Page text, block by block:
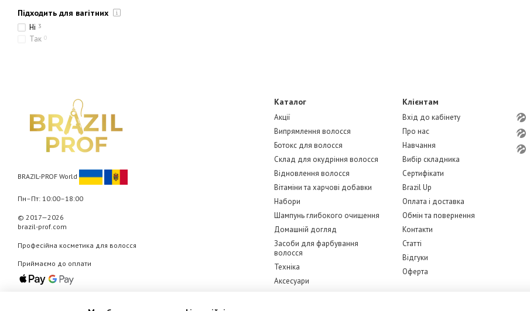
Підходить для вагітних
Ні 3
Так 0
BRAZIL-PROF World
Пн–Пт: 10:00–18:00
© 2017—2026
brazil-prof.com
Професійна косметика для волосся
Приймаємо до оплати
Каталог
Акції
Випрямлення волосся
Ботокс для волосся
Склад для окудріння волосся
Відновлення волосся
Вітаміни та харчові добавки
Набори
Шампунь глибокого очищення
Домашній догляд
Засоби для фарбування
волосся
Техніка
Аксесуари
Клієнтам
Вхід до кабінету
Про нас
Навчання
Вибір складника
Сертифікати
Brazil Up
Оплата і доставка
Обмін та повернення
Контакти
Статті
Відгуки
Оферта